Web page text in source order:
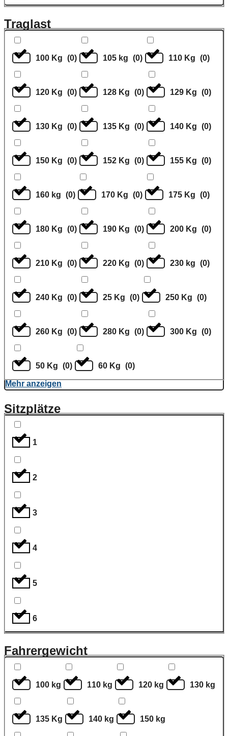
Traglast
100 Kg (0) 105 kg (0) 110 Kg (0)
120 Kg (0) 128 Kg (0) 129 Kg (0)
130 Kg (0) 135 Kg (0) 140 Kg (0)
150 Kg (0) 152 Kg (0) 155 Kg (0)
160 kg (0) 170 Kg (0) 175 Kg (0)
180 Kg (0) 190 Kg (0) 200 Kg (0)
210 Kg (0) 220 Kg (0) 230 kg (0)
240 Kg (0) 25 Kg (0) 250 Kg (0)
260 Kg (0) 280 Kg (0) 300 Kg (0)
50 Kg (0) 60 Kg (0)
Mehr anzeigen
Sitzplätze
1
2
3
4
5
6
Fahrergewicht
100 kg 110 kg 120 kg 130 kg
135 Kg 140 kg 150 kg